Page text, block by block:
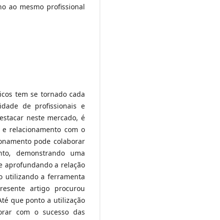
ao mesmo profissional
tem se tornado cada
de profissionais e
neste mercado, é
relacionamento com o
pode colaborar
demonstrando uma
aprofundando a relação
utilizando a ferramenta
artigo procurou
que ponto a utilização
com o sucesso das